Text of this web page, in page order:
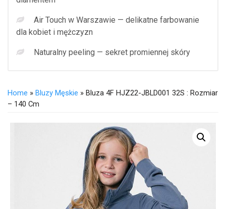
Air Touch w Warszawie — delikatne farbowanie
dla kobiet i mężczyzn
Naturalny peeling — sekret promiennej skóry
Home » Bluzy Męskie » Bluza 4F HJZ22-JBLD001 32S : Rozmiar
– 140 Cm